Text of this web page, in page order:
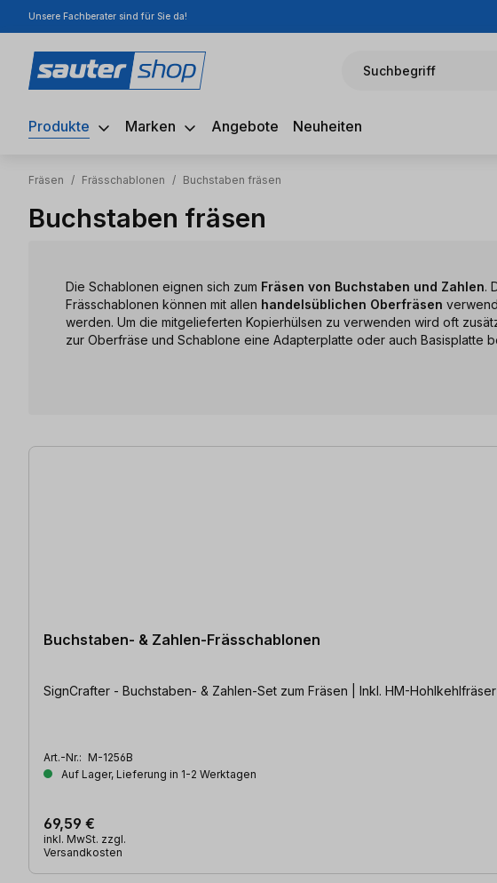
Hauptinhalt springen
Zur Suche springen
Zur Hauptnavigation springen
Unsere Fachberater sind für Sie da!
Suchbegriff
Produkte Marken Angebote Neuheiten
Fräsen / Frässchablonen / Buchstaben fräsen
Buchstaben fräsen
Die Schablonen eignen sich zum Fräsen von Buchstaben und Zahlen.
Frässchablonen können mit allen handelsüblichen Oberfräsen
werden. Um die mitgelieferten Kopierhülsen zu verwenden wird oft
zur Oberfräse und Schablone eine Adapterplatte oder auch Basisplatte
7 Artikel gefunden
Buchstaben- & Zahlen-Frässchablonen
SignCrafter - Buchstaben- & Zahlen-Set zum Fräsen | Inkl. HM-Hohlkehlfräser
Art.-Nr.: M-1256B
Auf Lager, Lieferung in 1-2 Werktagen
69,59 €
inkl. MwSt. zzgl.
Versandkosten